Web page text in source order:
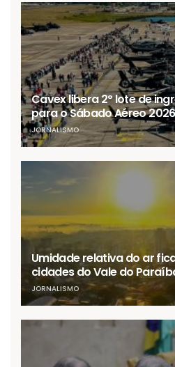
Cavex libera 2º lote de
para o Sábado Aéreo
JORNALISMO
Umidade relativa do ar
cidades do Vale do
JORNALISMO